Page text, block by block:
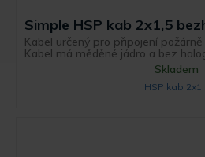
Simple HSP kab 2x1,5
Kabel určený pro připojení
Kabel má měděné jádro a bez
Skladem
HSP kab